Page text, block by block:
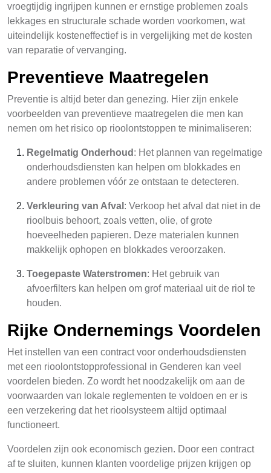
vroegtijdig ingrijpen kunnen er ernstige problemen zoals
lekkages en structurale schade worden voorkomen, wat
uiteindelijk kosteneffectief is in vergelijking met de kosten
van reparatie of vervanging.
Preventieve Maatregelen
Preventie is altijd beter dan genezing. Hier zijn enkele
voorbeelden van preventieve maatregelen die men kan
nemen om het risico op rioolontstoppen te minimaliseren:
Regelmatig Onderhoud : Het plannen van regelmatige
onderhoudsdiensten kan helpen om blokkades en
andere problemen vóór ze ontstaan te detecteren.
Verkleuring van Afval : Verkoop het afval dat niet in de
rioolbuis behoort, zoals vetten, olie, of grote
hoeveelheden papieren. Deze materialen kunnen
makkelijk ophopen en blokkades veroorzaken.
Toegepaste Waterstromen: Het gebruik van
afvoerfilters kan helpen om grof materiaal uit de riol te
houden.
Rijke Ondernemings Voordelen
Het instellen van een contract voor onderhoudsdiensten
met een rioolontstopprofessional in Genderen kan veel
voordelen bieden. Zo wordt het noodzakelijk om aan de
voorwaarden van lokale reglementen te voldoen en er is
een verzekering dat het rioolsysteem altijd optimaal
functioneert.
Voordelen zijn ook economisch gezien. Door een contract
af te sluiten, kunnen klanten voordelige prijzen krijgen op